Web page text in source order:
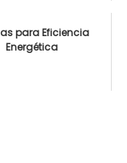
para Eficiencia
Energética